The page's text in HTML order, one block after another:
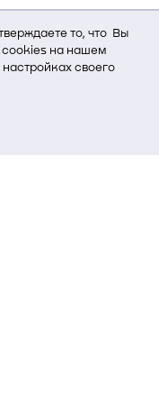
то, что Вы
cookies на нашем
своего
Вам
сохраняются
ip-адрес;